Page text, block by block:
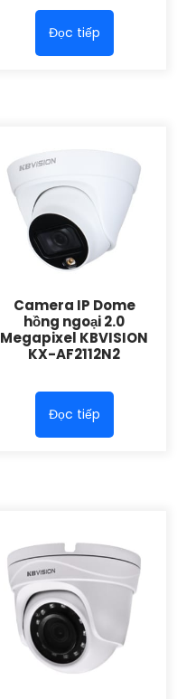
Đọc tiếp
Camera IP Dome
hồng ngoại 2.0
Megapixel KBVISION
KX-AF2112N2
Đọc tiếp